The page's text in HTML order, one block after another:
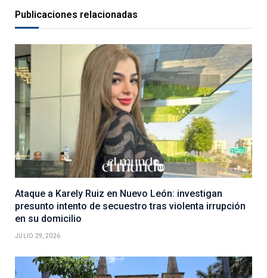
Publicaciones relacionadas
Ataque a Karely Ruiz en Nuevo León: investigan
presunto intento de secuestro tras violenta irrupción
en su domicilio
JULIO 29, 2026